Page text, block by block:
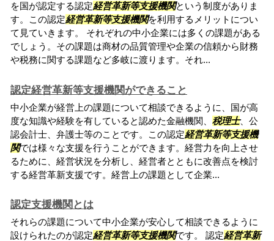
を国が認定する認定経営革新等支援機関という制度がありま
す。この認定経営革新等支援機関を利用するメリットについ
て見ていきます。 それぞれの中小企業には多くの課題がある
でしょう。その課題は商材の品質管理や企業の信頼から財務
や税務に関する課題など多岐に渡ります。それ...
認定経営革新等支援機関ができること
中小企業が経営上の課題について相談できるように、国が高
度な知識や経験を有していると認めた金融機関、 税理士、公
認会計士、弁護士等のことです。この認定経営革新等支援機
関では様々な支援を行うことができます。経営力を向上させ
るために、経営状況を分析し、経営者とともに改善点を検討
する経営革新支援です。経営上の課題として企業...
認定支援機関とは
それらの課題について中小企業が安心して相談できるように
設けられたのが認定経営革新等支援機関です。 認定経営革新